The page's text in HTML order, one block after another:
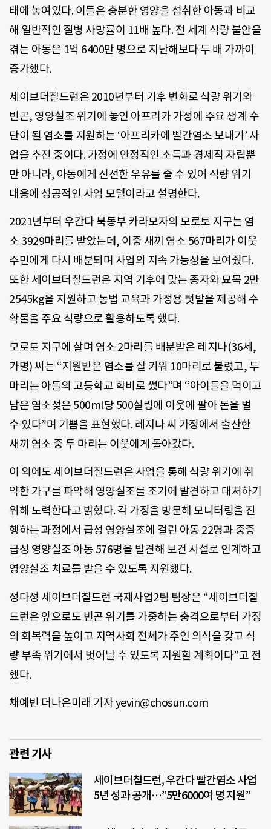
태에 놓여있다. 이들은 충분한 영양을 섭취한 아동과 비교
해 일반적인 질병 사망률이 11배 높다. 전 세계 식량 불안을
겪는 아동은 1억 6400만 명으로 지난해보다 두 배 가까이
증가했다.
세이브더칠드런은 2010년부터 기후 변화로 식량 위기와
빈곤, 영양실조 위기에 놓인 아프리카 가정에 주요 생계 수
단이 될 염소를 지원하는 ‘아프리카에 빨간염소 보내기’ 사
업을 추진 중이다. 가정에 안정적인 소득과 경제적 자립뿐
만 아니라, 아동에게 신선한 우유를 줄 수 있어 식량 위기
대응에 성공적인 사업 모델이라고 설명한다.
2021년부터 우간다 북동부 카라모자의 모로토 지구는 염
소 3929마리를 받았는데, 이중 새끼 염소 567마리가 이웃
주민에게 다시 배분되며 사업의 지속 가능성을 보여줬다.
또한 세이브더칠드런은 지역 기후에 맞는 종자와 묘목 2만
2545kg을 지원하고 농법 교육과 가정용 텃밭을 제공해 수
확물을 주요 식량으로 활용하도록 했다.
모로토 지구에 살며 염소 2마리를 배분받은 레지나(36세,
가명) 씨는 “지원받은 염소를 잘 키워 10마리로 불렸고, 두
마리는 아들의 고등학교 학비로 썼다”며 “아이들을 먹이고
남은 염소젖은 500ml당 500실링에 이웃에 팔아 돈을 벌
수 있다”며 기쁨을 표현했다. 레지나 씨 가정에서 출산한
새끼 염소 중 두 마리는 이웃에게 돌아갔다.
이 외에도 세이브더칠드런은 사업을 통해 식량 위기에 취
약한 가구를 파악해 영양실조를 조기에 발견하고 대처하기
위해 노력한다고 밝혔다. 각 가정을 방문해 모니터링을 진
행하는 과정에서 급성 영양실조에 걸린 아동 22명과 중증
급성 영양실조 아동 576명을 발견해 보건 시설로 인계하고
영양실조 치료를 받을 수 있도록 지원했다.
정다정 세이브더칠드런 국제사업2팀 팀장은 “세이브더칠
드런은 앞으로도 빈곤 위기를 가중하는 충격으로부터 가정
의 회복력을 높이고 지역사회 전체가 주인 의식을 갖고 식
량 부족 위기에서 벗어날 수 있도록 지원할 계획이다”고 전
했다.
채예빈 더나은미래 기자 yevin@chosun.com
관련 기사
세이브더칠드런, 우간다 빨간염소 사업
5년 성과 공개…”5만6000여 명 지원”